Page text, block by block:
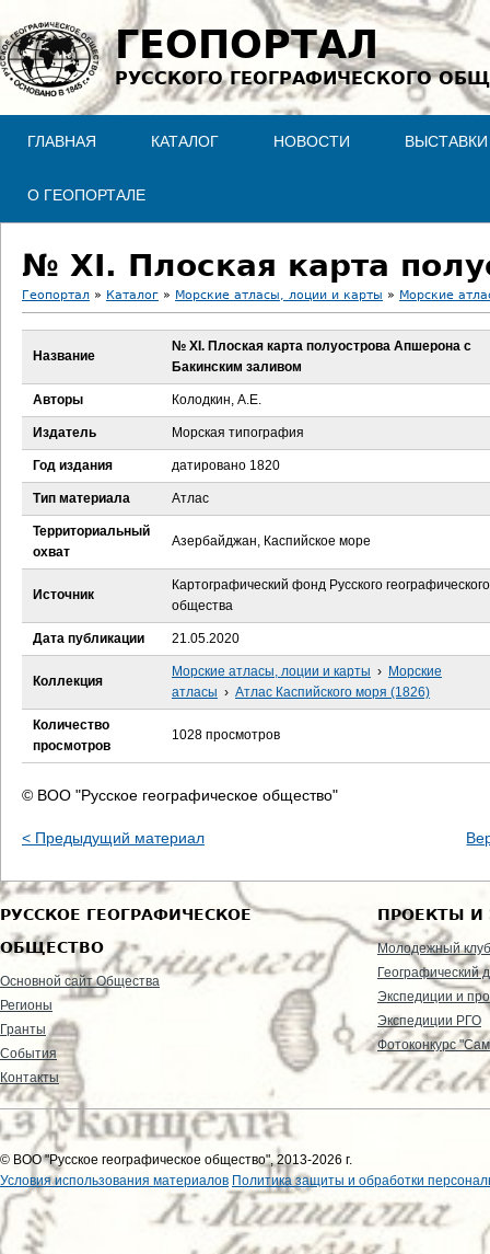
Jump to navigation
ГЕОПОРТАЛ
РУССКОГО ГЕОГРАФИЧЕСКОГО
ГЛАВНАЯ КАТАЛОГ НОВОСТИ ВЫСТАВКИ
О ГЕОПОРТАЛЕ
В
з
д
е
ь
Геопортал » Каталог » Морские атласы, лоции и карты » Морские
Название
№ XI. Плоская карта полуострова Апшерона с
Бакинским заливом
Авторы Колодкин, А.Е.
Издатель Морская типография
Год издания датировано 1820
Тип материала Атлас
Территориальный
охват
Азербайджан, Каспийское море
Источник
Картографический фонд Русского географического
общества
Дата публикации 21.05.2020
Коллекция
Морские атласы, лоции и карты › Морские
атласы › Атлас Каспийского моря (1826)
Количество
просмотров
1028 просмотров
© ВОО "Русское географическое общество"
< Предыдущий материал
РУССКОЕ ГЕОГРАФИЧЕСКОЕ
ОБЩЕСТВО
Основной сайт Общества
Регионы
Гранты
События
Контакты
ПРОЕКТЫ И
Молодежный клуб
Географический
Экспедиции и
Экспедиции РГО
Фотоконкурс
© ВОО "Русское географическое общество", 2013-2026 г.
Условия использования материалов Политика защиты и обработки